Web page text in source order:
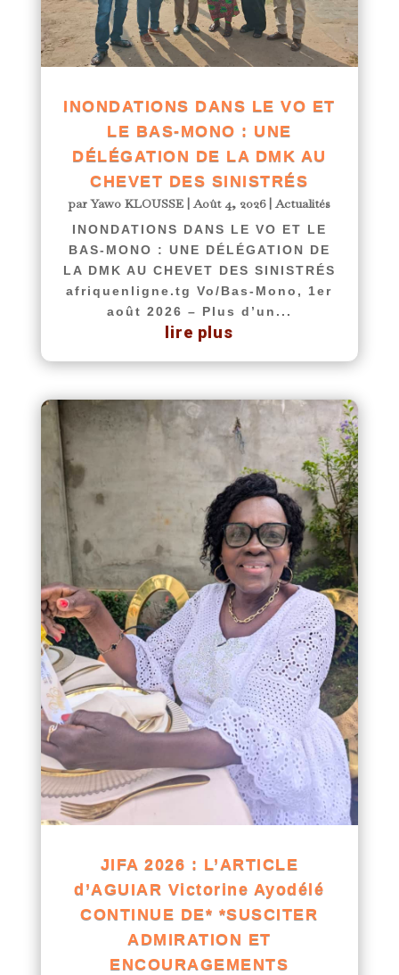
INONDATIONS DANS LE VO ET
LE BAS-MONO : UNE
DÉLÉGATION DE LA DMK AU
CHEVET DES SINISTRÉS
parYawo KLOUSSE |Août 4, 2026|Actualités
INONDATIONS DANS LE VO ET LE
BAS-MONO : UNE DÉLÉGATION DE
LA DMK AU CHEVET DES SINISTRÉS
afriquenligne.tg Vo/Bas-Mono, 1er
août 2026 – Plus d’un...
lire plus
JIFA 2026 : L’ARTICLE
d’AGUIAR Victorine Ayodélé
CONTINUE DE* *SUSCITER
ADMIRATION ET
ENCOURAGEMENTS